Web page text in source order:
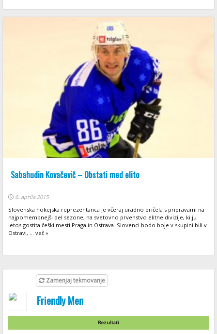
Sabahudin Kovačevič – Obstati med elito
6. aprila 2015
Slovenska hokejska reprezentanca je včeraj uradno pričela s pripravami na
najpomembnejši del sezone, na svetovno prvenstvo elitne divizije, ki ju
letos gostita češki mesti Praga in Ostrava. Slovenci bodo boje v skupini bili v
Ostravi, ... več »
Zamenjaj tekmovanje
Friendly Men
Rezultati